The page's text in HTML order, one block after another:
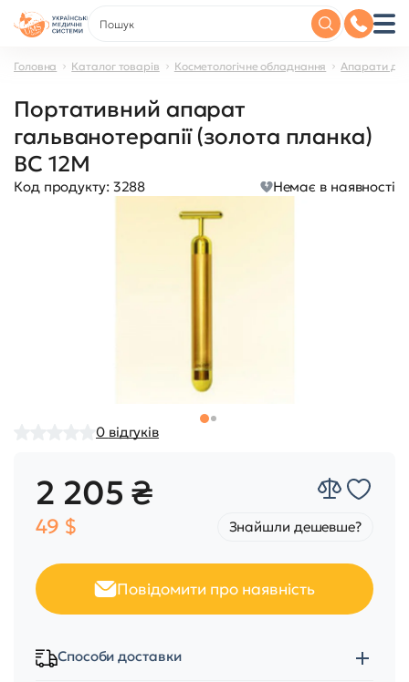
Головна Каталог товарів Косметологічне обладнання Апарати
Портативний апарат
гальванотерапії (золота планка)
BC 12M
Код продукту: 3288 Немає в наявності
0 відгуків
2 205 ₴
49 $ Знайшли дешевше?
Повідомити про наявність
Способи доставки